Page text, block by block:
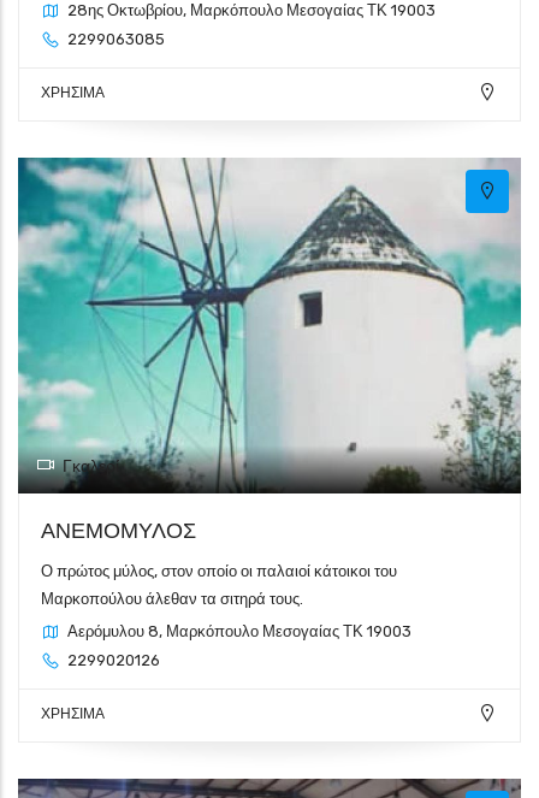
28ης Οκτωβρίου, Μαρκόπουλο Μεσογαίας ΤΚ 19003
2299063085
ΧΡΗΣΙΜΑ
Γκαλερί
ΑΝΕΜΟΜΥΛΟΣ
Ο πρώτος μύλος, στον οποίο οι παλαιοί κάτοικοι του
Μαρκοπούλου άλεθαν τα σιτηρά τους.
Αερόμυλου 8, Μαρκόπουλο Μεσογαίας ΤΚ 19003
2299020126
ΧΡΗΣΙΜΑ